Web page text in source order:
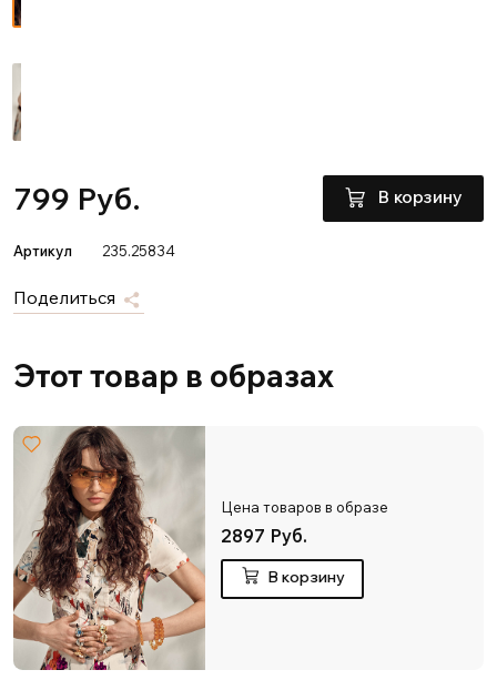
799 Руб. В корзину
Артикул 235.25834
Поделиться
Этот товар в образах
Цена товаров в образе
2897 Руб.
В корзину